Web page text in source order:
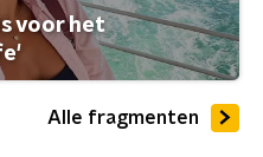
voor het
Alle fragmenten